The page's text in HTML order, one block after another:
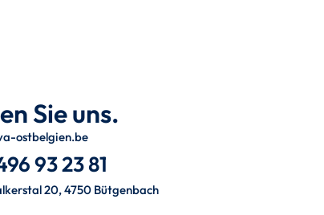
Sie uns.
ostbelgien.be
93 23 81
20, 4750 Bütgenbach